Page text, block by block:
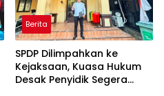
Berita
SPDP Dilimpahkan ke
Kejaksaan, Kuasa Hukum
Desak Penyidik Segera